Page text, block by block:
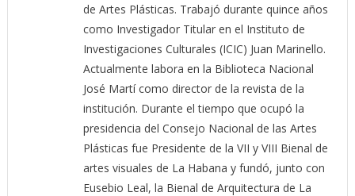
de Artes Plásticas. Trabajó durante quince años
como Investigador Titular en el Instituto de
Investigaciones Culturales (ICIC) Juan Marinello.
Actualmente labora en la Biblioteca Nacional
José Martí como director de la revista de la
institución. Durante el tiempo que ocupó la
presidencia del Consejo Nacional de las Artes
Plásticas fue Presidente de la VII y VIII Bienal de
artes visuales de La Habana y fundó, junto con
Eusebio Leal, la Bienal de Arquitectura de La